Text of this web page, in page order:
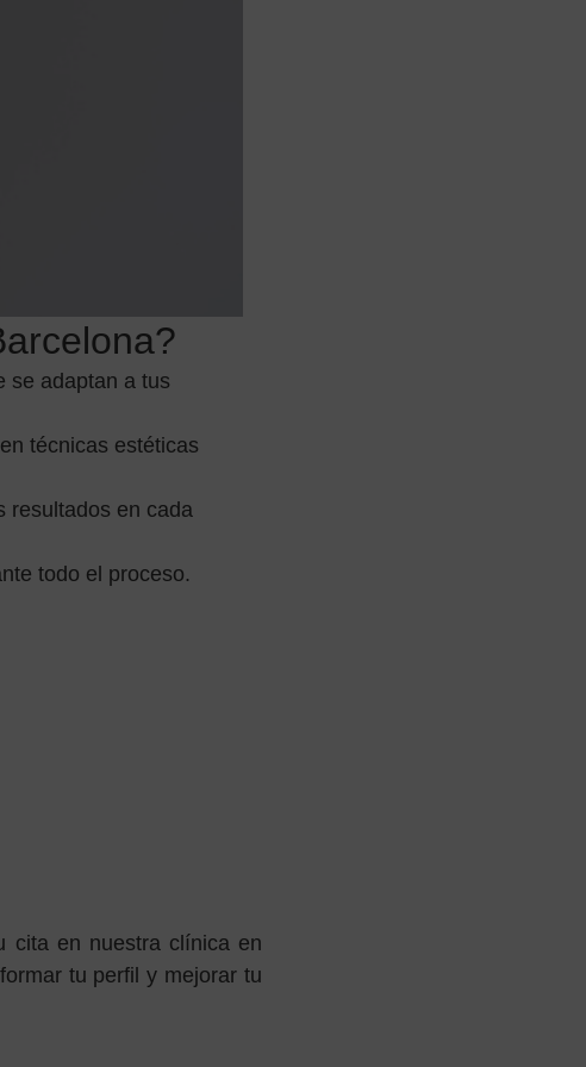
se adaptan a tus
técnicas estéticas
resultados en cada
todo el proceso.
cita en nuestra clínica en
tu perfil y mejorar tu